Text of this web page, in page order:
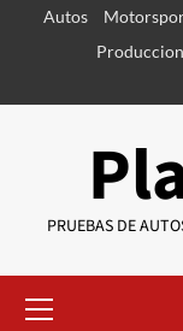
SaltarAutos
PRUEBAS DE
primario